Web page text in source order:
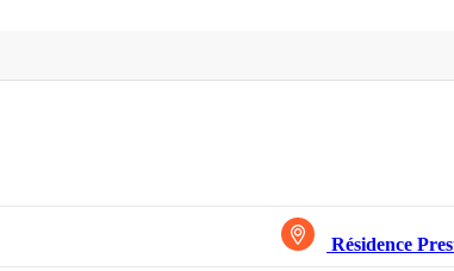
Résidence